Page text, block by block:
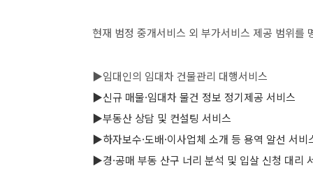
현재 범정 중개서비스 외 부가서비스 제공 범위를
▶임대인의 임대차 건물관리 대행서비스
▶신규 매물·임대차 물건 정보 정기제공 서비스
▶부동산 상담 및 컨설팅 서비스
▶하자보수·도배·이사업체 소개 등 용역 알선 서비
▶경·공매 부동 산구 너리 분석 및 입살 신청 대리